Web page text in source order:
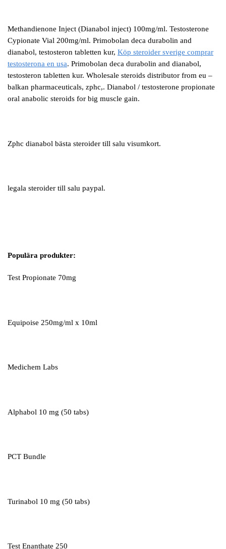
Methandienone Inject (Dianabol inject) 100mg/ml. Testosterone
Cypionate Vial 200mg/ml. Primobolan deca durabolin and
dianabol, testosteron tabletten kur, Köp steroider sverige comprar
testosterona en usa. Primobolan deca durabolin and dianabol,
testosteron tabletten kur. Wholesale steroids distributor from eu –
balkan pharmaceuticals, zphc,. Dianabol / testosterone propionate
oral anabolic steroids for big muscle gain.
Zphc dianabol bästa steroider till salu visumkort.
legala steroider till salu paypal.
Populära produkter:
Test Propionate 70mg
Equipoise 250mg/ml x 10ml
Medichem Labs
Alphabol 10 mg (50 tabs)
PCT Bundle
Turinabol 10 mg (50 tabs)
Test Enanthate 250